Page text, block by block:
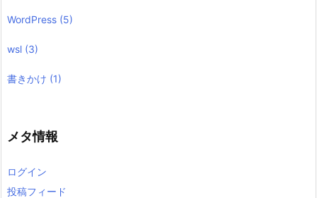
WordPress (5)
wsl (3)
書きかけ (1)
メタ情報
ログイン
投稿フィード